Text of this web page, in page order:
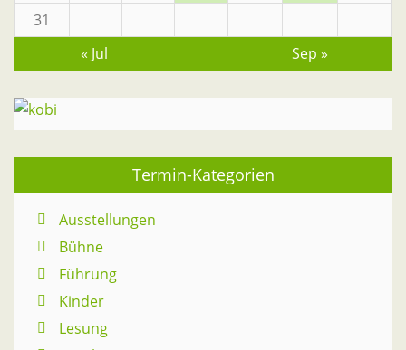
31
« Jul
Sep »
Termin-Kategorien
Ausstellungen
Bühne
Führung
Kinder
Lesung